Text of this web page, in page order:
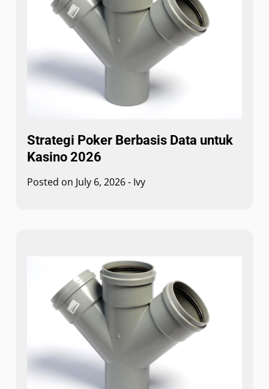
Strategi Poker Berbasis Data untuk
Kasino 2026
Posted on July 6, 2026- Ivy